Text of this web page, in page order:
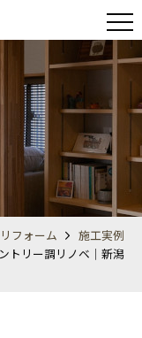
フォーム
施工実例
トリー調リノベ│新潟